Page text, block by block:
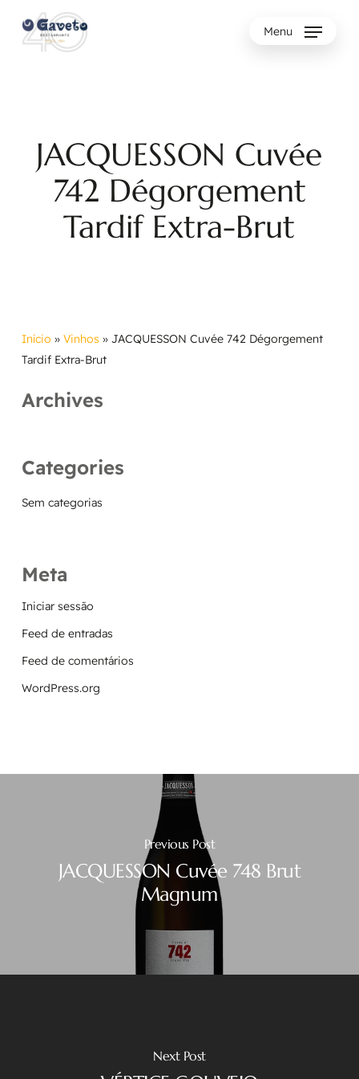
Menu
JACQUESSON Cuvée
742 Dégorgement
Tardif Extra-Brut
Início » Vinhos » JACQUESSON Cuvée 742 Dégorgement
Tardif Extra-Brut
Archives
Categories
Sem categorias
Meta
Iniciar sessão
Feed de entradas
Feed de comentários
WordPress.org
Previous Post
JACQUESSON Cuvée 748 Brut
Magnum
Next Post